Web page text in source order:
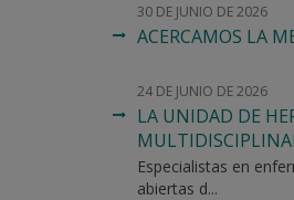
30 DE JUNIO DE 2026
ACERCAMOS LA
24 DE JUNIO DE 2026
LA UNIDAD DE
Especialistas en
abiertas d...